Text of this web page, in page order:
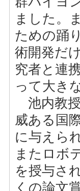
ました。
ための踊
術開発だ
究者と連
って大き
池内教
威ある国
に与えら
またロボ
を授与さ
くの論文